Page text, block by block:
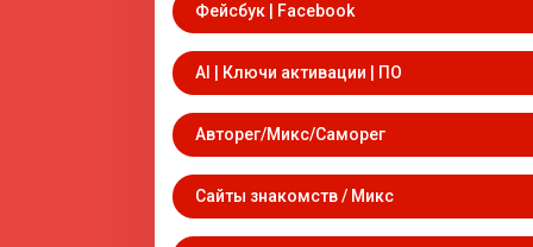
Фейсбук | Facebook
AI | Ключи активации | ПО
Авторег/Микс/Саморег
Сайты знакомств / Микс